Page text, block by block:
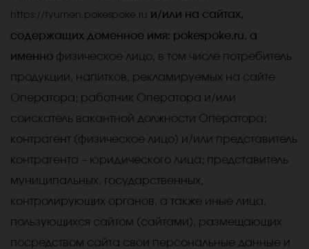
https://tyumen.pokespoke.ru и/или на сайтах,
содержащих доменное имя: pokespoke.ru, а
именно физическое лицо, в том числе потребитель
продукции, напитков, рекламируемых на сайте
Оператора; работник Оператора и/или
соискатель вакантной должности Оператора;
контрагент (физическое лицо) и/или представитель
контрагента – юридического лица; представитель
муниципальных, государственных,
контролирующих органов, а также иные лица,
пользующихся сайтом (сайтами), размещающих
посредством сайта свои персональные данные и